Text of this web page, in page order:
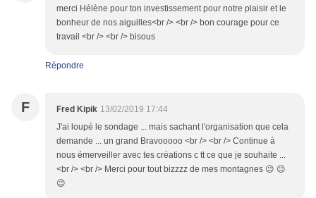
merci Hélène pour ton investissement pour notre plaisir et le
bonheur de nos aiguilles<br /> <br /> bon courage pour ce
travail <br /> <br /> bisous
Répondre
F Fred Kipik 13/02/2019 17:44
J'ai loupé le sondage ... mais sachant l'organisation que cela
demande ... un grand Bravooooo <br /> <br /> Continue à
nous émerveiller avec tes créations c tt ce que je souhaite ...
<br /> <br /> Merci pour tout bizzzz de mes montagnes 😉 😉
😉